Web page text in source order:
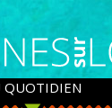
QUOTIDIEN